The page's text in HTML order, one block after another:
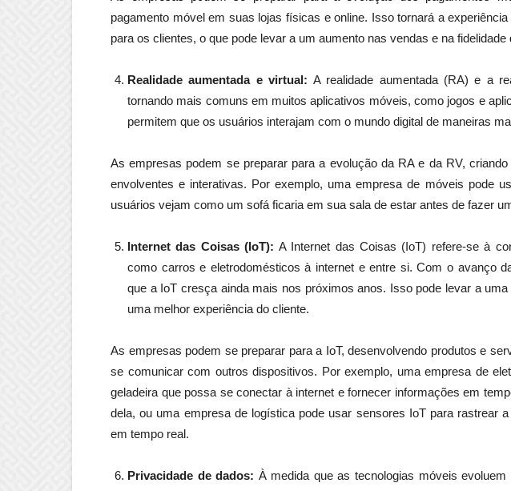
pagamento móvel em suas lojas físicas e online. Isso tornará a
para os clientes, o que pode levar a um aumento nas vendas e na fidelidade
Realidade aumentada e virtual: A realidade aumentada (RA) e a
tornando mais comuns em muitos aplicativos móveis, como jogos e
permitem que os usuários interajam com o mundo digital de maneiras
As empresas podem se preparar para a evolução da RA e da RV,
envolventes e interativas. Por exemplo, uma empresa de móveis pode
usuários vejam como um sofá ficaria em sua sala de estar antes de fazer
Internet das Coisas (IoT): A Internet das Coisas (IoT) refere-se à
como carros e eletrodomésticos à internet e entre si. Com o avanço
que a IoT cresça ainda mais nos próximos anos. Isso pode levar a
uma melhor experiência do cliente.
As empresas podem se preparar para a IoT, desenvolvendo produtos e
se comunicar com outros dispositivos. Por exemplo, uma empresa de
geladeira que possa se conectar à internet e fornecer informações em
dela, ou uma empresa de logística pode usar sensores IoT para rastrear
em tempo real.
Privacidade de dados: À medida que as tecnologias móveis